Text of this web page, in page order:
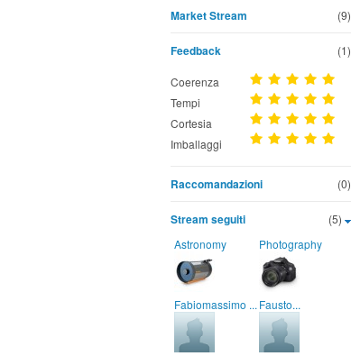
(9)
Market Stream
Feedback (1)
Coerenza
Tempi
Cortesia
Imballaggi
(0)
Raccomandazioni
(5)
Stream seguiti
Astronomy Photography
Fabiomassimo ... Fausto...